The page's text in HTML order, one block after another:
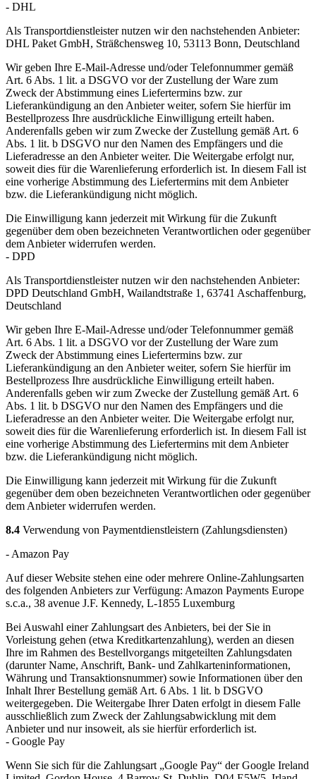
- DHL
Als Transportdienstleister nutzen wir den nachstehenden Anbieter:
DHL Paket GmbH, Sträßchensweg 10, 53113 Bonn, Deutschland
Wir geben Ihre E-Mail-Adresse und/oder Telefonnummer gemäß
Art. 6 Abs. 1 lit. a DSGVO vor der Zustellung der Ware zum
Zweck der Abstimmung eines Liefertermins bzw. zur
Lieferankündigung an den Anbieter weiter, sofern Sie hierfür im
Bestellprozess Ihre ausdrückliche Einwilligung erteilt haben.
Anderenfalls geben wir zum Zwecke der Zustellung gemäß Art. 6
Abs. 1 lit. b DSGVO nur den Namen des Empfängers und die
Lieferadresse an den Anbieter weiter. Die Weitergabe erfolgt nur,
soweit dies für die Warenlieferung erforderlich ist. In diesem Fall ist
eine vorherige Abstimmung des Liefertermins mit dem Anbieter
bzw. die Lieferankündigung nicht möglich.
Die Einwilligung kann jederzeit mit Wirkung für die Zukunft
gegenüber dem oben bezeichneten Verantwortlichen oder gegenüber
dem Anbieter widerrufen werden.
- DPD
Als Transportdienstleister nutzen wir den nachstehenden Anbieter:
DPD Deutschland GmbH, Wailandtstraße 1, 63741 Aschaffenburg,
Deutschland
Wir geben Ihre E-Mail-Adresse und/oder Telefonnummer gemäß
Art. 6 Abs. 1 lit. a DSGVO vor der Zustellung der Ware zum
Zweck der Abstimmung eines Liefertermins bzw. zur
Lieferankündigung an den Anbieter weiter, sofern Sie hierfür im
Bestellprozess Ihre ausdrückliche Einwilligung erteilt haben.
Anderenfalls geben wir zum Zwecke der Zustellung gemäß Art. 6
Abs. 1 lit. b DSGVO nur den Namen des Empfängers und die
Lieferadresse an den Anbieter weiter. Die Weitergabe erfolgt nur,
soweit dies für die Warenlieferung erforderlich ist. In diesem Fall ist
eine vorherige Abstimmung des Liefertermins mit dem Anbieter
bzw. die Lieferankündigung nicht möglich.
Die Einwilligung kann jederzeit mit Wirkung für die Zukunft
gegenüber dem oben bezeichneten Verantwortlichen oder gegenüber
dem Anbieter widerrufen werden.
8.4 Verwendung von Paymentdienstleistern (Zahlungsdiensten)
- Amazon Pay
Auf dieser Website stehen eine oder mehrere Online-Zahlungsarten
des folgenden Anbieters zur Verfügung: Amazon Payments Europe
s.c.a., 38 avenue J.F. Kennedy, L-1855 Luxemburg
Bei Auswahl einer Zahlungsart des Anbieters, bei der Sie in
Vorleistung gehen (etwa Kreditkartenzahlung), werden an diesen
Ihre im Rahmen des Bestellvorgangs mitgeteilten Zahlungsdaten
(darunter Name, Anschrift, Bank- und Zahlkarteninformationen,
Währung und Transaktionsnummer) sowie Informationen über den
Inhalt Ihrer Bestellung gemäß Art. 6 Abs. 1 lit. b DSGVO
weitergegeben. Die Weitergabe Ihrer Daten erfolgt in diesem Falle
ausschließlich zum Zweck der Zahlungsabwicklung mit dem
Anbieter und nur insoweit, als sie hierfür erforderlich ist.
- Google Pay
Wenn Sie sich für die Zahlungsart „Google Pay“ der Google Ireland